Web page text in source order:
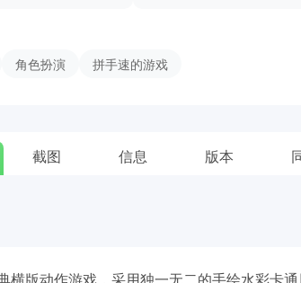
角色扮演 拼手速的游戏
截图 信息 版本